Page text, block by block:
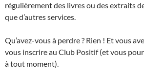
régulièrement des livres ou des extraits
que d’autres services.
Qu’avez-vous à perdre ? Rien ! Et vous
vous inscrire au Club Positif (et vous
à tout moment).